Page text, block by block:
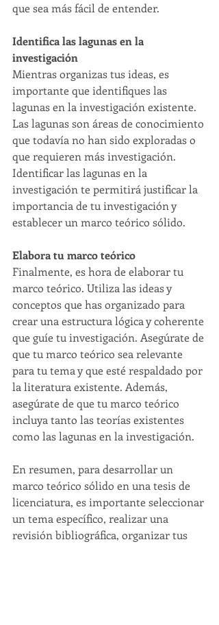
que sea más fácil de entender.
Identifica las lagunas en la
investigación
Mientras organizas tus ideas, es
importante que identifiques las
lagunas en la investigación existente.
Las lagunas son áreas de conocimiento
que todavía no han sido exploradas o
que requieren más investigación.
Identificar las lagunas en la
investigación te permitirá justificar la
importancia de tu investigación y
establecer un marco teórico sólido.
Elabora tu marco teórico
Finalmente, es hora de elaborar tu
marco teórico. Utiliza las ideas y
conceptos que has organizado para
crear una estructura lógica y coherente
que guíe tu investigación. Asegúrate de
que tu marco teórico sea relevante
para tu tema y que esté respaldado por
la literatura existente. Además,
asegúrate de que tu marco teórico
incluya tanto las teorías existentes
como las lagunas en la investigación.
En resumen, para desarrollar un
marco teórico sólido en una tesis de
licenciatura, es importante seleccionar
un tema específico, realizar una
revisión bibliográfica, organizar tus